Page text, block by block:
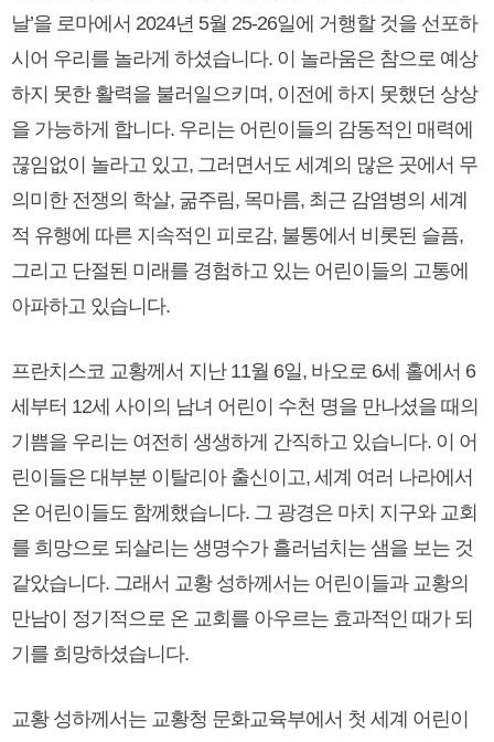
날’을 로마에서 2024년 5월 25-26일에 거행할 것을 선포하
시어 우리를 놀라게 하셨습니다. 이 놀라움은 참으로 예상
하지 못한 활력을 불러일으키며, 이전에 하지 못했던 상상
을 가능하게 합니다. 우리는 어린이들의 감동적인 매력에
끊임없이 놀라고 있고, 그러면서도 세계의 많은 곳에서 무
의미한 전쟁의 학살, 굶주림, 목마름, 최근 감염병의 세계
적 유행에 따른 지속적인 피로감, 불통에서 비롯된 슬픔,
그리고 단절된 미래를 경험하고 있는 어린이들의 고통에
아파하고 있습니다.
프란치스코 교황께서 지난 11월 6일, 바오로 6세 홀에서 6
세부터 12세 사이의 남녀 어린이 수천 명을 만나셨을 때의
기쁨을 우리는 여전히 생생하게 간직하고 있습니다. 이 어
린이들은 대부분 이탈리아 출신이고, 세계 여러 나라에서
온 어린이들도 함께했습니다. 그 광경은 마치 지구와 교회
를 희망으로 되살리는 생명수가 흘러넘치는 샘을 보는 것
같았습니다. 그래서 교황 성하께서는 어린이들과 교황의
만남이 정기적으로 온 교회를 아우르는 효과적인 때가 되
기를 희망하셨습니다.
교황 성하께서는 교황청 문화교육부에서 첫 세계 어린이